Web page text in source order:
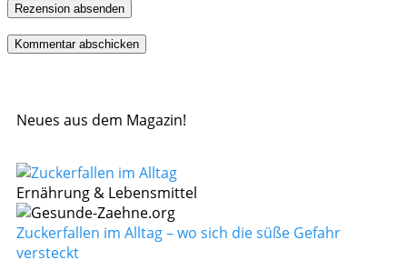
Rezension absenden
Neues aus dem Magazin!
Ernährung & Lebensmittel
Zuckerfallen im Alltag – wo sich die süße Gefahr
versteckt